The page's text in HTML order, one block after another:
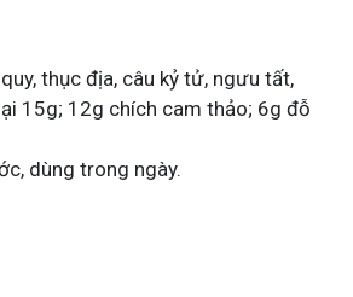
thục địa, câu kỷ tử, ngưu tất,
15g; 12g chích cam thảo; 6g đỗ
dùng trong ngày.